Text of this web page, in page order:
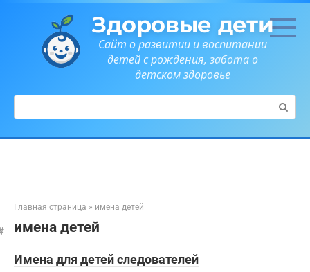
Здоровые дети
Сайт о развитии и воспитании
детей с рождения, забота о
детском здоровье
Поиск:
Главная страница » имена детей
имена детей
Имена для детей следователей